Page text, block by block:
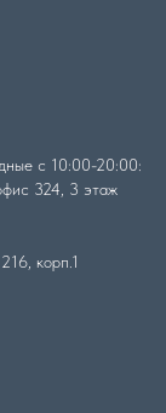
с 10:00-20:00:
324, 3 этаж
корп.1